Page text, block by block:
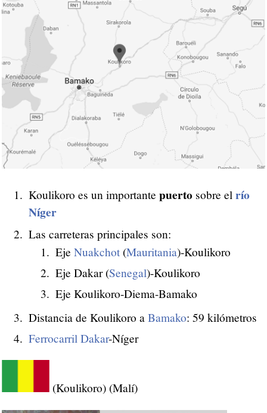
Koulikoro es un importante puerto sobre el río
Níger
Las carreteras principales son:
Eje Nuakchot(Mauritania)-Koulikoro
Eje Dakar (Senegal)-Koulikoro
Eje Koulikoro-Diema-Bamako
Distancia de Koulikoro a Bamako: 59 kilómetros
Ferrocarril Dakar-Níger
(Koulikoro) (Malí)